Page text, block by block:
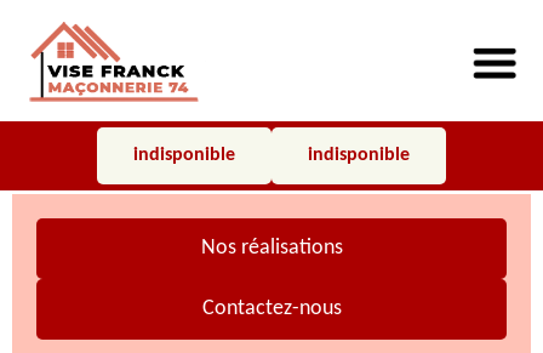
indisponible indisponible
Nos réalisations
Contactez-nous